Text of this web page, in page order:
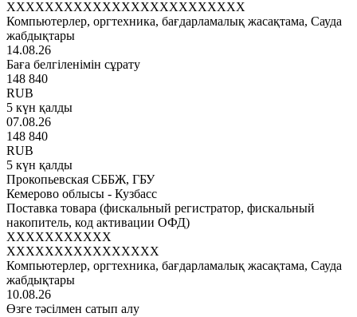
XXXXXXXXXXXXXXXXXXXXXXXXX
Компьютерлер, оргтехника, бағдарламалық жасақтама, Сауда
жабдықтары
14.08.26
Баға белгіленімін сұрату
148 840
RUB
5 күн қалды
07.08.26
148 840
RUB
5 күн қалды
Прокопьевская СББЖ, ГБУ
Кемерово облысы - Кузбасс
Поставка товара (фискальный регистратор, фискальный
накопитель, код активации ОФД)
XXXXXXXXXXX
XXXXXXXXXXXXXXXX
Компьютерлер, оргтехника, бағдарламалық жасақтама, Сауда
жабдықтары
10.08.26
Өзге тәсілмен сатып алу